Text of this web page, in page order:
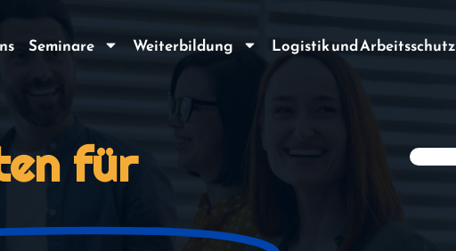
Seminare Weiterbildung Logistik und Arbeitsschutz
für